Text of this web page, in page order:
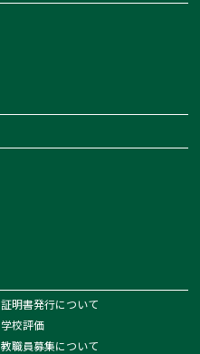
証明書発行について
学校評価
教職員募集について